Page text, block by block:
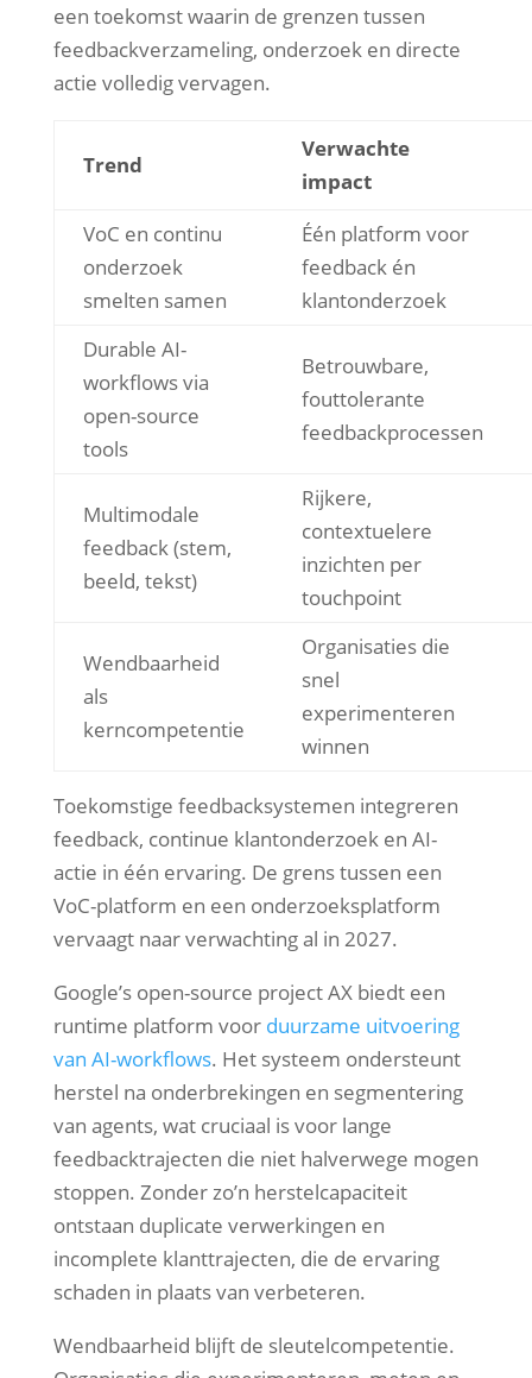
een toekomst waarin de grenzen tussen
feedbackverzameling, onderzoek en directe
actie volledig vervagen.
Trend
Verwachte
impact
VoC en continu
onderzoek
smelten samen
Één platform voor
feedback én
klantonderzoek
Durable AI-
workflows via
open-source
tools
Betrouwbare,
fouttolerante
feedbackprocessen
Multimodale
feedback (stem,
beeld, tekst)
Rijkere,
contextuelere
inzichten per
touchpoint
Wendbaarheid
als
kerncompetentie
Organisaties die
snel
experimenteren
winnen
Toekomstige feedbacksystemen integreren
feedback, continue klantonderzoek en AI-
actie in één ervaring. De grens tussen een
VoC-platform en een onderzoeksplatform
vervaagt naar verwachting al in 2027.
Google’s open-source project AX biedt een
runtime platform voor duurzame uitvoering
van AI-workflows. Het systeem ondersteunt
herstel na onderbrekingen en segmentering
van agents, wat cruciaal is voor lange
feedbacktrajecten die niet halverwege mogen
stoppen. Zonder zo’n herstelcapaciteit
ontstaan duplicate verwerkingen en
incomplete klanttrajecten, die de ervaring
schaden in plaats van verbeteren.
Wendbaarheid blijft de sleutelcompetentie.